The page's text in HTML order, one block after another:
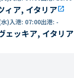
ィア, イタリアopen_in_new
)入港: 07:00出港: -
ェッキア, イタリア